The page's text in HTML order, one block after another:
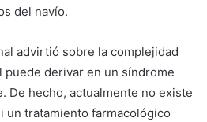
del navío.
advirtió sobre la complejidad
puede derivar en un síndrome
De hecho, actualmente no existe
un tratamiento farmacológico